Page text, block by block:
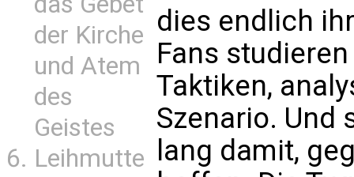
der Kirche
und Atem
des
Geistes
Leihmutte
dies endlich
Fans
Taktiken,
Szenario. Und
lang damit,